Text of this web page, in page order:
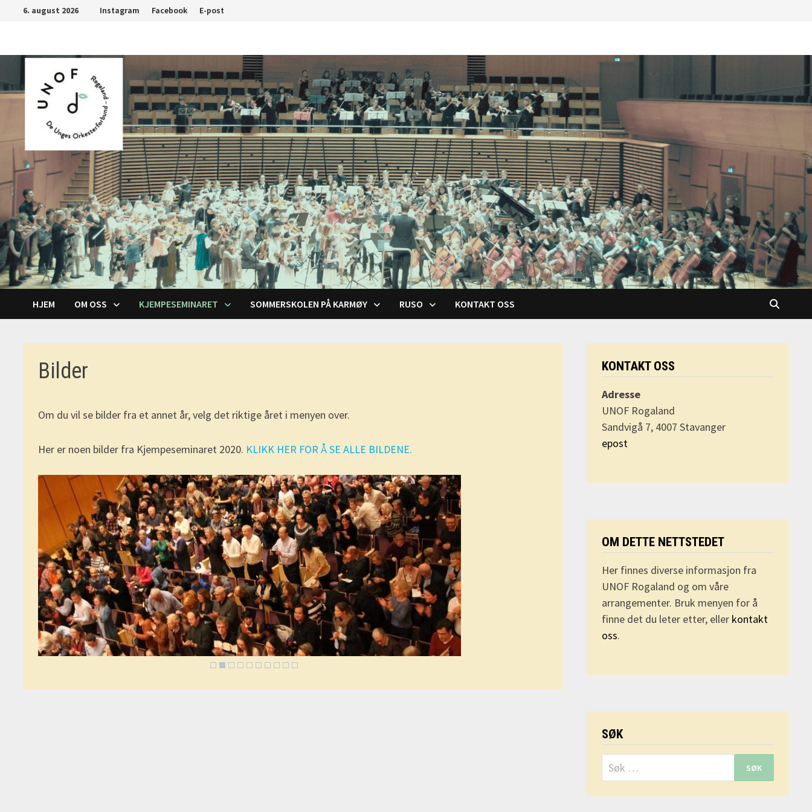
6. august 2026 Instagram Facebook E-post
HJEM OM OSS KJEMPESEMINARET SOMMERSKOLEN PÅ KARMØY RUSO KONTAKT OSS
Bilder
Om du vil se bilder fra et annet år, velg det riktige året i menyen over.
Her er noen bilder fra Kjempeseminaret 2020. KLIKK HER FOR Å SE ALLE BILDENE.
KONTAKT OSS
Adresse
UNOF Rogaland
Sandvigå 7, 4007 Stavanger
epost
OM DETTE NETTSTEDET
Her finnes diverse informasjon fra
UNOF Rogaland og om våre
arrangementer. Bruk menyen for å
finne det du leter etter, eller kontakt
oss.
SØK
Søk
etter: